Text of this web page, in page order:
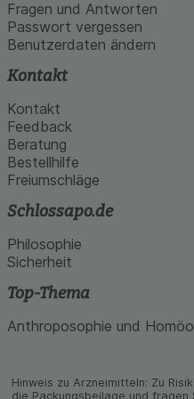
Werbung auf Drittseiten
zu gestalten. Bitte
hierfür teilweise an
soziale Medien
Fragen und Antworten
Passwort vergessen
Benutzerdaten ändern
Kontakt
Kontakt
Feedback
Beratung
Bestellhilfe
Freiumschläge
Schlossapo.de
Philosophie
Sicherheit
Top-Thema
Anthroposophie und
Hinweis zu Arzneimitteln: Zu
die Packungs­beilage und fragen